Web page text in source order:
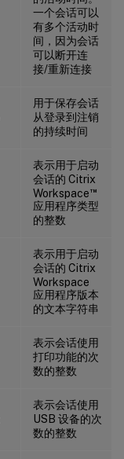
一个会话可以
有多个活动时
间，因为会话
可以断开连
接/重新连接
用于保存会话
从登录到注销
的持续时间
表示用于启动
会话的 Citrix
Workspace™
应用程序类型
的整数
表示用于启动
会话的 Citrix
Workspace
应用程序版本
的文本字符串
表示会话使用
打印功能的次
数的整数
表示会话使用
USB 设备的次
数的整数